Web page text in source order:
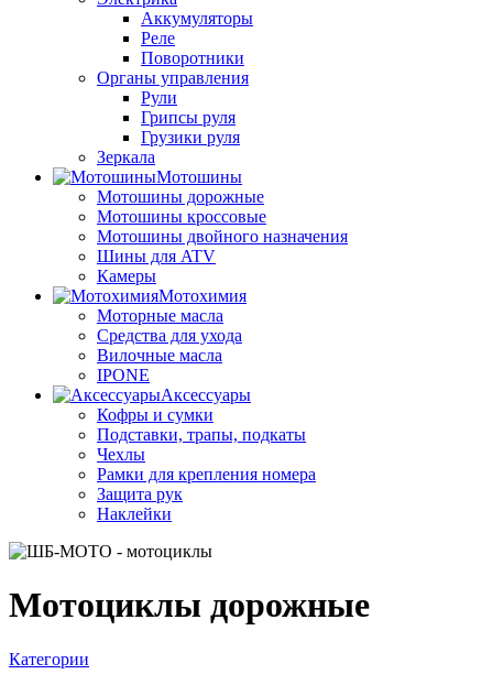
Аккумуляторы
Реле
Поворотники
Органы управления
Рули
Грипсы руля
Грузики руля
Зеркала
Мотошины
Мотошины дорожные
Мотошины кроссовые
Мотошины двойного назначения
Шины для ATV
Камеры
Мотохимия
Моторные масла
Средства для ухода
Вилочные масла
IPONE
Аксессуары
Кофры и сумки
Подставки, трапы, подкаты
Чехлы
Рамки для крепления номера
Защита рук
Наклейки
Мотоциклы дорожные
Категории